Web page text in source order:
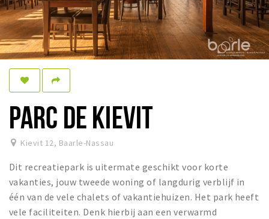
Événements
Manger
Boire
Dormir
Achats
Éxpercience
Enclaves
PARC DE KIEVIT
Kievit 12, Baarle-Nassau
Dit recreatiepark is uitermate geschikt voor korte
vakanties, jouw tweede woning of langdurig verblijf in
één van de vele chalets of vakantiehuizen. Het park heeft
vele faciliteiten. Denk hierbij aan een verwarmd